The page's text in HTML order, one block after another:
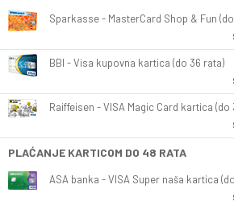
Sparkasse - MasterCard Shop & Fun
BBI - Visa kupovna kartica (do 36 rata)
Raiffeisen - VISA Magic Card kartica (do
PLAĆANJE KARTICOM DO 48 RATA
ASA banka - VISA Super naša kartica